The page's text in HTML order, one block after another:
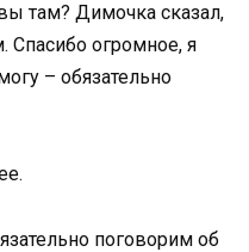
там? Димочка сказал,
Спасибо огромное, я
– обязательно
поговорим об